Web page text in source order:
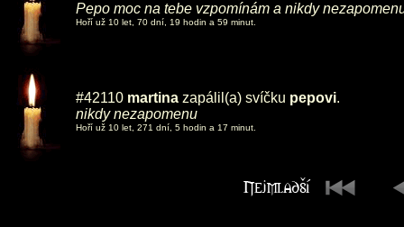
Pepo moc na tebe vzpomínám a nikdy
Hoří už 10 let, 70 dní, 19 hodin a 59 minut.
#42110 martina zapálil(a) svíčku pepovi.
nikdy nezapomenu
Hoří už 10 let, 271 dní, 5 hodin a 17 minut.